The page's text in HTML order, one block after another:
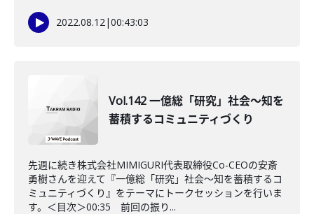
2022.08.12|00:43:03
Vol.142 一億総「研究」社会～知を
蓄積するコミュニティづくり
先週に続き株式会社MIMIGURI代表取締役Co-CEOの安斎
勇樹さんを迎えて『一億総「研究」社会～知を蓄積するコ
ミュニティづくり』をテーマにトークセッションを行いま
す。＜目次＞00:35 前回の振り...